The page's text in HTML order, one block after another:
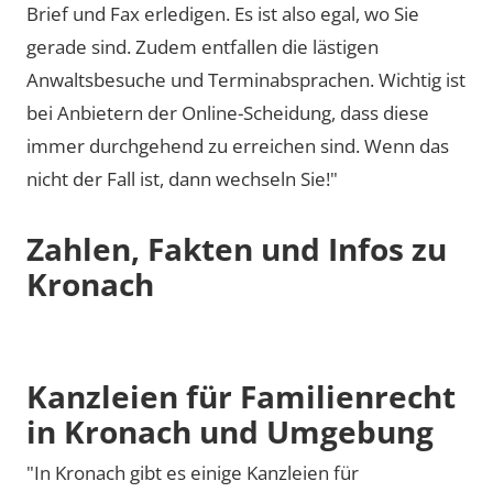
Brief und Fax erledigen. Es ist also egal, wo Sie
gerade sind. Zudem entfallen die lästigen
Anwaltsbesuche und Terminabsprachen. Wichtig ist
bei Anbietern der Online-Scheidung, dass diese
immer durchgehend zu erreichen sind. Wenn das
nicht der Fall ist, dann wechseln Sie!"
Zahlen, Fakten und Infos zu
Kronach
Kanzleien für Familienrecht
in Kronach und Umgebung
"In Kronach gibt es einige Kanzleien für